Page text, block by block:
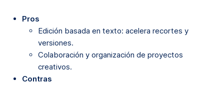
Pros
Edición basada en texto: acelera recortes y
versiones.
Colaboración y organización de proyectos
creativos.
Contras